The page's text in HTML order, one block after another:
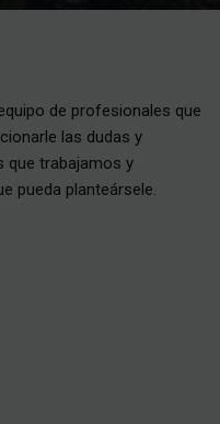
de profesionales que
las dudas y
que trabajamos y
pueda planteársele.